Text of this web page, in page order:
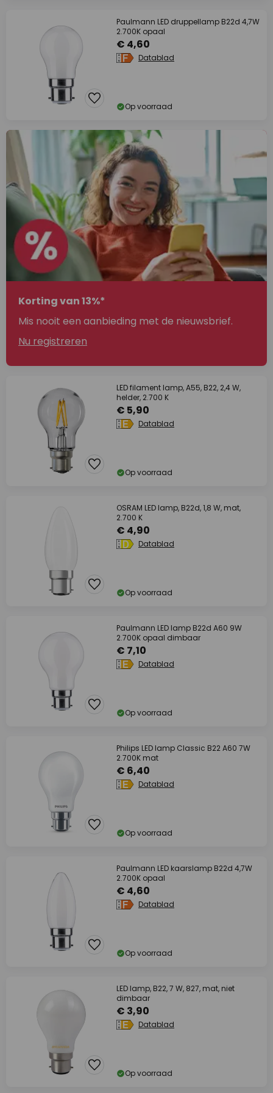
Paulmann LED druppellamp B22d 4,7W
2.700K opaal
€ 4,60
Datablad
Op voorraad
Korting van 13%*
Mis nooit een aanbieding met de nieuwsbrief.
Nu registreren
LED filament lamp, A55, B22, 2,4 W,
helder, 2.700 K
€ 5,90
Datablad
Op voorraad
OSRAM LED lamp, B22d, 1,8 W, mat,
2.700 K
€ 4,90
Datablad
Op voorraad
Paulmann LED lamp B22d A60 9W
2.700K opaal dimbaar
€ 7,10
Datablad
Op voorraad
Philips LED lamp Classic B22 A60 7W
2.700K mat
€ 6,40
Datablad
Op voorraad
Paulmann LED kaarslamp B22d 4,7W
2.700K opaal
€ 4,60
Datablad
Op voorraad
LED lamp, B22, 7 W, 827, mat, niet
dimbaar
€ 3,90
Datablad
Op voorraad